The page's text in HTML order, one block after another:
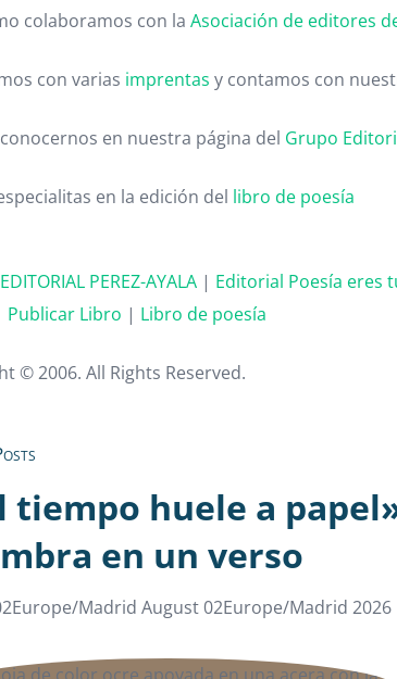
colaboramos con laAsociación de editores
con varias imprentas y contamos con
en nuestra página del Grupo
en la edición del libro de poesía
PEREZ-AYALA | Editorial Poesía eres
Publicar Libro | Libro de poesía
© 2006. All Rights Reserved.
tiempo huele a
en un verso
Madrid August 02Europe/Madrid 2026